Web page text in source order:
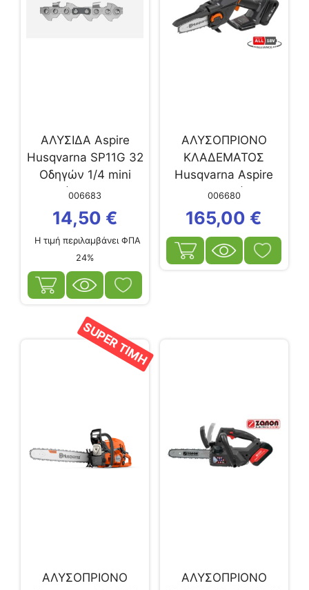
ΑΛΥΣΙΔΑ Aspire
Husqvarna SP11G 32
Οδηγών 1/4 mini
(1.1mm)
006683
14,50 €
Η τιμή περιλαμβάνει ΦΠΑ
24%
ΑΛΥΣΟΠΡΙΟΝΟ
ΚΛΑΔΕΜΑΤΟΣ
Husqvarna Aspire
P5-P4A (με
μπαταρία...
006680
165,00 €
SUPER ΤΙΜΗ
ΑΛΥΣΟΠΡΙΟΝΟ
ΑΛΥΣΟΠΡΙΟΝΟ